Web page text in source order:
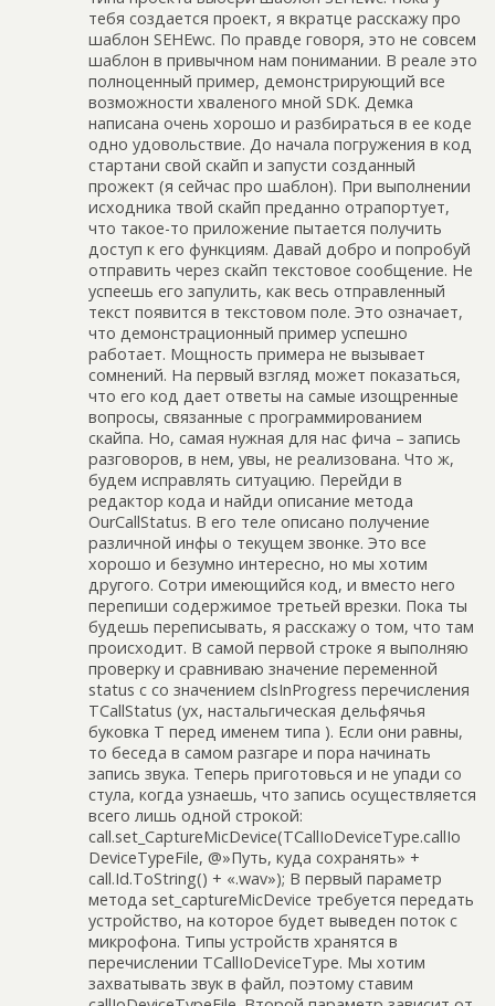
тебя создается проект, я вкратце расскажу про
шаблон SEHEwc. По правде говоря, это не совсем
шаблон в привычном нам понимании. В реале это
полноценный пример, демонстрирующий все
возможности хваленого мной SDK. Демка
написана очень хорошо и разбираться в ее коде
одно удовольствие. До начала погружения в код
стартани свой скайп и запусти созданный
прожект (я сейчас про шаблон). При выполнении
исходника твой скайп преданно отрапортует,
что такое-то приложение пытается получить
доступ к его функциям. Давай добро и попробуй
отправить через скайп текстовое сообщение. Не
успеешь его запулить, как весь отправленный
текст появится в текстовом поле. Это означает,
что демонстрационный пример успешно
работает. Мощность примера не вызывает
сомнений. На первый взгляд может показаться,
что его код дает ответы на самые изощренные
вопросы, связанные с программированием
скайпа. Но, самая нужная для нас фича – запись
разговоров, в нем, увы, не реализована. Что ж,
будем исправлять ситуацию. Перейди в
редактор кода и найди описание метода
OurCallStatus. В его теле описано получение
различной инфы о текущем звонке. Это все
хорошо и безумно интересно, но мы хотим
другого. Сотри имеющийся код, и вместо него
перепиши содержимое третьей врезки. Пока ты
будешь переписывать, я расскажу о том, что там
происходит. В самой первой строке я выполняю
проверку и сравниваю значение переменной
status с со значением clsInProgress перечисления
TCallStatus (ух, настальгическая дельфячья
буковка T перед именем типа ). Если они равны,
то беседа в самом разгаре и пора начинать
запись звука. Теперь приготовься и не упади со
стула, когда узнаешь, что запись осуществляется
всего лишь одной строкой:
call.set_CaptureMicDevice(TCallIoDeviceType.callIo
DeviceTypeFile, @»Путь, куда сохранять» +
call.Id.ToString() + «.wav»); В первый параметр
метода set_captureMicDevice требуется передать
устройство, на которое будет выведен поток с
микрофона. Типы устройств хранятся в
перечислении TCallIoDeviceType. Мы хотим
захватывать звук в файл, поэтому ставим